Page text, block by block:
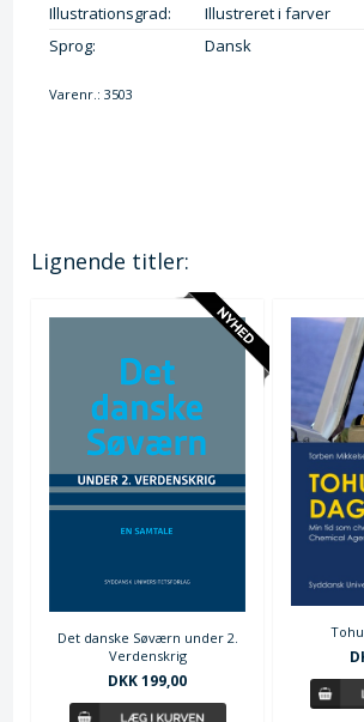
Illustrationsgrad:
Illustreret i farver
Sprog:
Dansk
Varenr.:3503
Lignende titler:
Det danske Søværn under 2.
Verdenskrig
DKK 199,00